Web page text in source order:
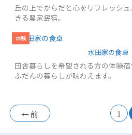
丘の上でからだと心をリフレッシ
きる農家民宿。
体験
水田家の食卓
田舎暮らしを希望される方の体験
ふだんの暮らしが味わえます。
← 前 1